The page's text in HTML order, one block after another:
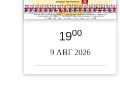
1900
9 АВГ 2026